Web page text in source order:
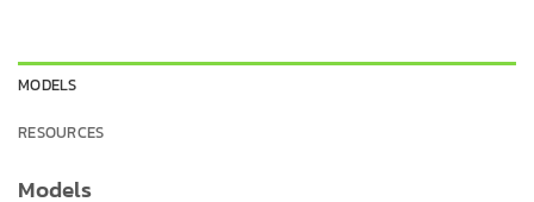
MODELS
RESOURCES
Models